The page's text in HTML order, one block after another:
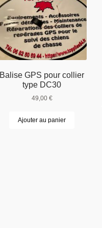
Balise GPS pour collier
type DC30
49,00 €
Ajouter au panier